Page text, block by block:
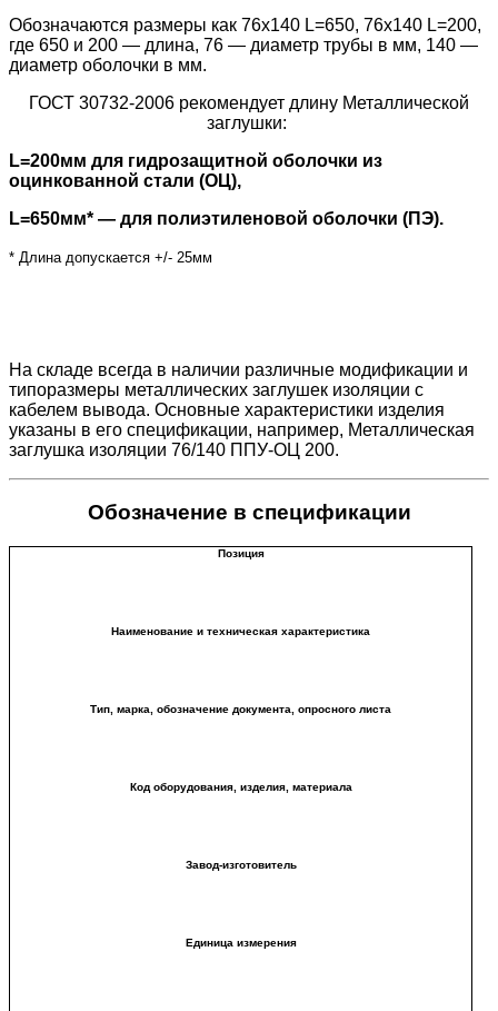
Обозначаются размеры как 76х140 L=650, 76х140 L=200,
где 650 и 200 — длина, 76 — диаметр трубы в мм, 140 —
диаметр оболочки в мм.
ГОСТ 30732-2006 рекомендует длину Металлической
заглушки:
L=200мм для гидрозащитной оболочки из
оцинкованной стали (ОЦ),
L=650мм* — для полиэтиленовой оболочки (ПЭ).
* Длина допускается +/- 25мм
На складе всегда в наличии различные модификации и
типоразмеры металлических заглушек изоляции с
кабелем вывода. Основные характеристики изделия
указаны в его спецификации, например, Металлическая
заглушка изоляции 76/140 ППУ-ОЦ 200.
Обозначение в спецификации
Позиция
Наименование и техническая характеристика
Тип, марка, обозначение документа, опросного листа
Код оборудования, изделия, материала
Завод-изготовитель
Единица измерения